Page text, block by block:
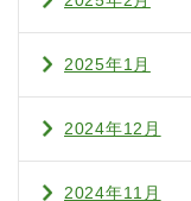
2025年1月
2024年12月
2024年11月